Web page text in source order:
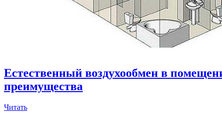
Естественный воздухообмен в
преимущества
Читать